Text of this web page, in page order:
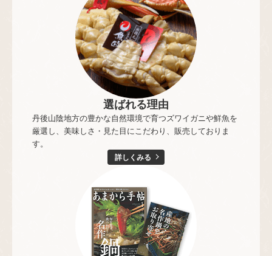
選ばれる理由
丹後山陰地方の豊かな自然環境で育つズワイガニや鮮魚を
厳選し、美味しさ・見た目にこだわり、販売しておりま
す。
詳しくみる